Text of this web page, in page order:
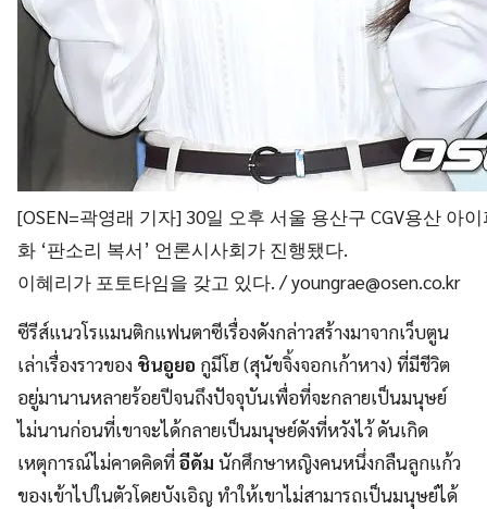
[OSEN=곽영래 기자] 30일 오후 서울 용산구 CGV용산 아
화 ‘판소리 복서’ 언론시사회가 진행됐다.
이혜리가 포토타임을 갖고 있다. /youngrae@osen.co.kr
ซีรีส์แนวโรแมนติกแฟนตาซีเรื่องดังกล่าวสร้างมาจากเว็บตูน
เล่าเรื่องราวของ ชินอูยอ กูมีโฮ (สุนัขจิ้งจอกเก้าหาง) ที่มีชีวิต
อยู่มานานหลายร้อยปีจนถึงปัจจุบันเพื่อที่จะกลายเป็นมนุษย์
ไม่นานก่อนที่เขาจะได้กลายเป็นมนุษย์ดังที่หวังไว้ ดันเกิด
เหตุการณ์ไม่คาดคิดที่อีดัม นักศึกษาหญิงคนหนึ่งกลืนลูกแก้ว
ของเข้าไปในตัวโดยบังเอิญ ทำให้เขาไม่สามารถเป็นมนุษย์ได้